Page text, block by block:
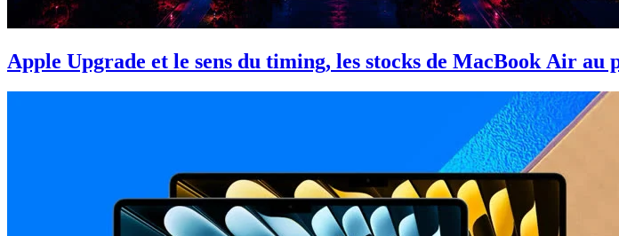
Apple Upgrade et le sens du timing, les stocks de MacBook Air au